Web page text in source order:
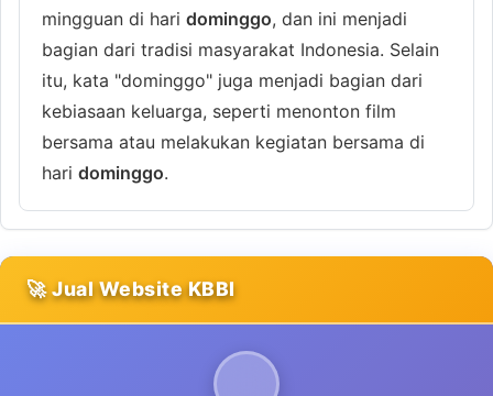
mingguan di hari dominggo, dan ini menjadi
bagian dari tradisi masyarakat Indonesia. Selain
itu, kata "dominggo" juga menjadi bagian dari
kebiasaan keluarga, seperti menonton film
bersama atau melakukan kegiatan bersama di
hari dominggo.
🚀 Jual Website KBBI